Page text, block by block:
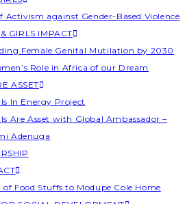
Activism against Gender-Based Violence
GIRLS IMPACT
Female Genital Mutilation by 2030
Role in Africa of our Dream
ASSET
In Energy Project
Are Asset with Global Ambassador –
Adenuga
Food Stuffs to Modupe Cole Home